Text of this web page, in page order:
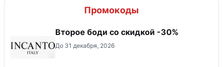
Промокоды
Второе боди со скидкой -30%
До 31 декабря, 2026